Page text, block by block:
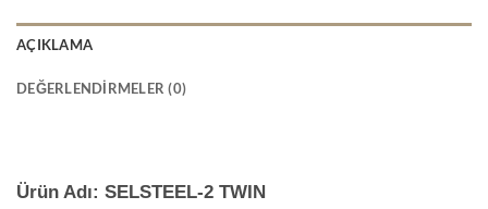
AÇIKLAMA
DEĞERLENDIRMELER (0)
Ürün Adı: SELSTEEL-2 TWIN